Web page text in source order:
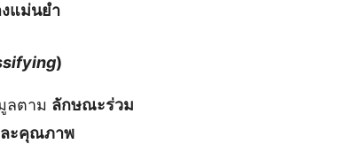
แม่นยำ
)
ลตาม ลักษณะร่วม
ะคุณภาพ